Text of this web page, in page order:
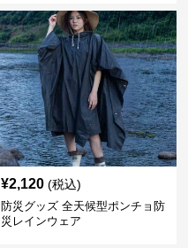
¥2,120 (税込)
防災グッズ 全天候型ポンチョ防
災レインウェア